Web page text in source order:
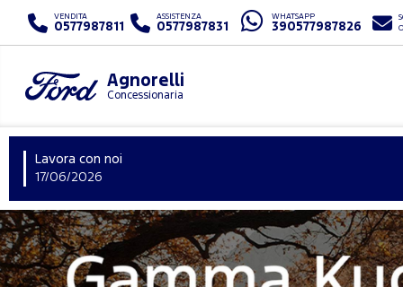
VENDITA
0577987811
ASSISTENZA
0577987831
WHATSAPP
390577987826
Agnorelli
Concessionaria
Lavora con noi
17/06/2026